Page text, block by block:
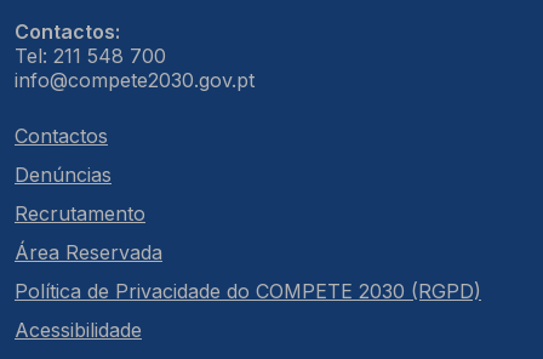
Contactos:
Tel: 211 548 700
info@compete2030.gov.pt
Contactos
Denúncias
Recrutamento
Área Reservada
Política de Privacidade do COMPETE 2030 (RGPD)
Acessibilidade